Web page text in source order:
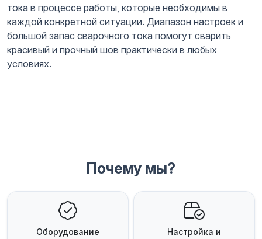
тока в процессе работы, которые необходимы в
каждой конкретной ситуации. Диапазон настроек и
большой запас сварочного тока помогут сварить
красивый и прочный шов практически в любых
условиях.
Почему мы?
Оборудование
Настройка и